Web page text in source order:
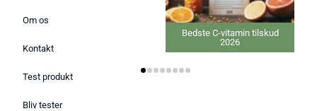
Om os
Kontakt
Test produkt
Bliv tester
Bedste C-vitamin tilskud
2026